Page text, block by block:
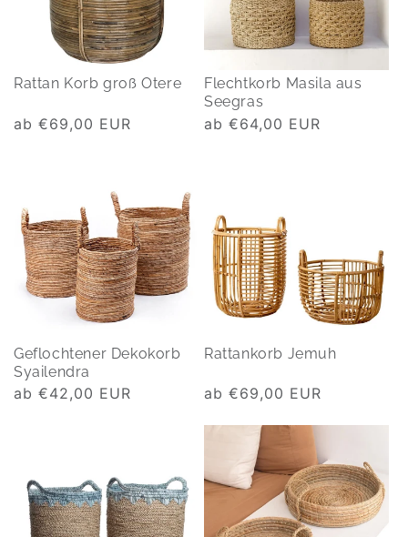
Rattan Korb groß Otere
Normaler
ab €69,00 EUR
Flechtkorb Masila aus
Seegras
Normaler
ab €64,00 EUR
Geflochtener Dekokorb
Syailendra
Normaler
ab €42,00 EUR
Rattankorb Jemuh
Normaler
ab €69,00 EUR